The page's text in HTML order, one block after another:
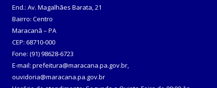
End.: Av. Magalhães Barata, 21
Bairro: Centro
Maracanã – PA
CEP: 68710-000
Fone: (91) 98628-6723
E-mail: prefeitura@maracana.pa.gov.br,
ouvidoria@maracana.pa.gov.br